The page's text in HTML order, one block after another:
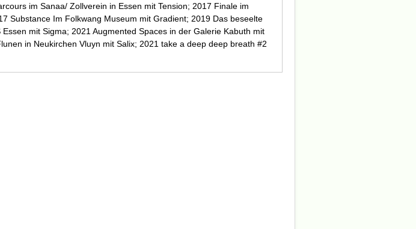
im Sanaa/ Zollverein in Essen mit Tension; 2017 Finale im
Substance Im Folkwang Museum mit Gradient; 2019 Das beseelte
mit Sigma; 2021 Augmented Spaces in der Galerie Kabuth mit
in Neukirchen Vluyn mit Salix; 2021 take a deep deep breath #2